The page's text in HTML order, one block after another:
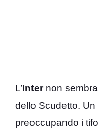
L’Inter non
dello Scudetto.
preoccupando i